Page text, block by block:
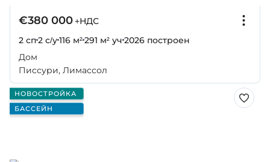
€380 000+НДС
2 сп2 с/у116 м²291 м² уч 2026 построен
Дом
Писсури, Лимассол
НОВОСТРОЙКА
БАССЕЙН